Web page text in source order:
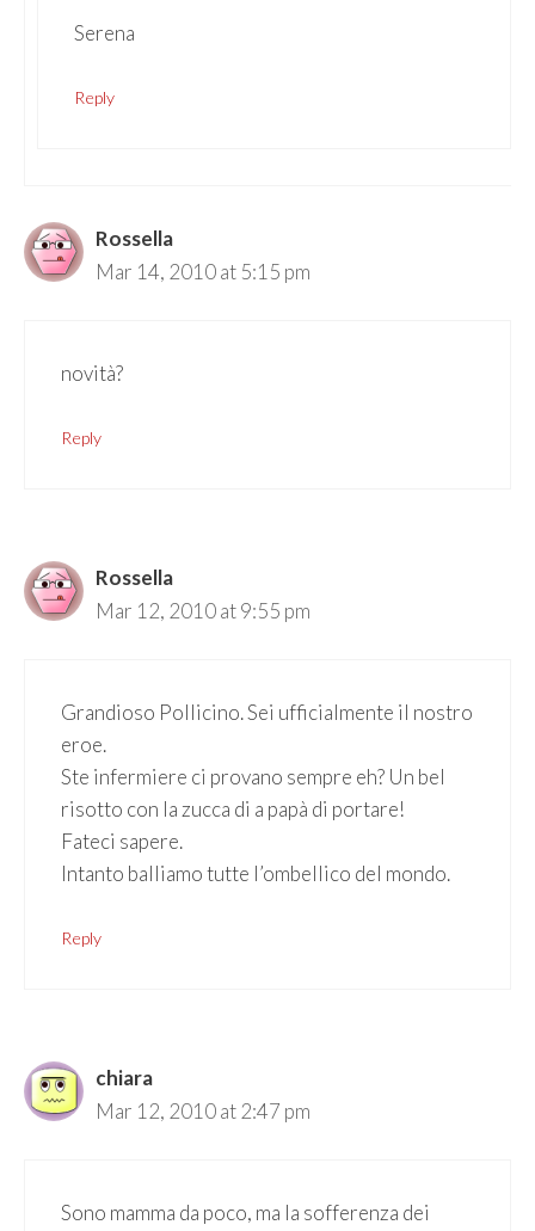
Serena
Reply
Rossella
Mar 14, 2010 at 5:15 pm
novità?
Reply
Rossella
Mar 12, 2010 at 9:55 pm
Grandioso Pollicino. Sei ufficialmente il nostro
eroe.
Ste infermiere ci provano sempre eh? Un bel
risotto con la zucca di a papà di portare!
Fateci sapere.
Intanto balliamo tutte l’ombellico del mondo.
Reply
chiara
Mar 12, 2010 at 2:47 pm
Sono mamma da poco, ma la sofferenza dei